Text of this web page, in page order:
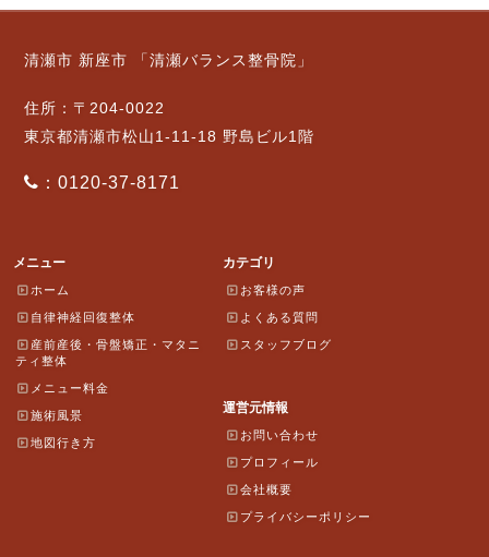
清瀬市 新座市 「清瀬バランス整骨院」
住所：〒204-0022
東京都清瀬市松山1-11-18 野島ビル1階
：0120-37-8171
メニュー
ホーム
自律神経回復整体
産前産後・骨盤矯正・マタニ
ティ整体
メニュー料金
施術風景
地図行き方
カテゴリ
お客様の声
よくある質問
スタッフブログ
運営元情報
お問い合わせ
プロフィール
会社概要
プライバシーポリシー